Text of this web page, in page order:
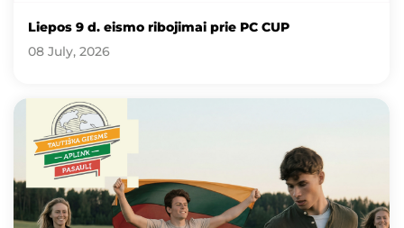
Liepos 9 d. eismo ribojimai prie PC CUP
08 July, 2026